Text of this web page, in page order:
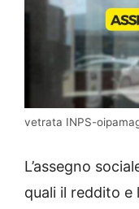
vetrata INPS-
L’assegno
quali il reddito e